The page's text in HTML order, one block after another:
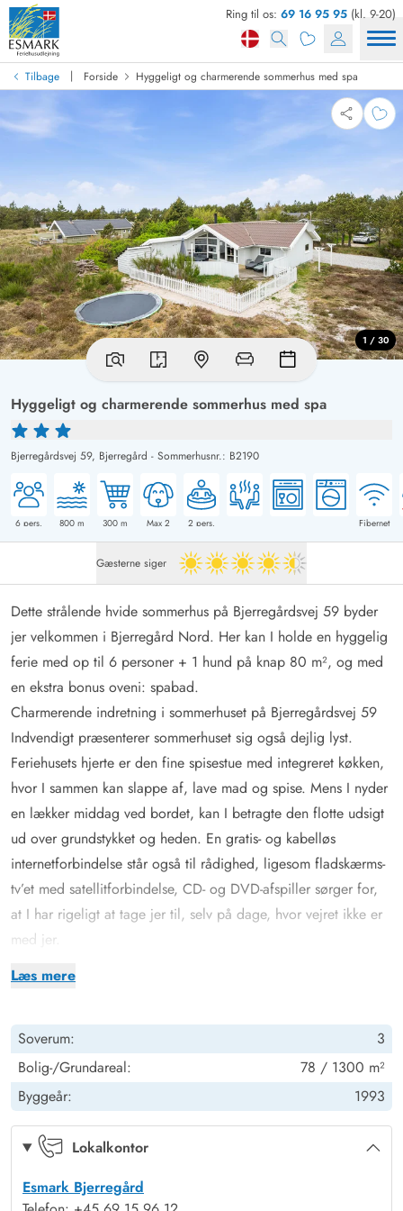
Ring til os: 69 16 95 95 (kl. 9-20)
Tilbage | Forside Hyggeligt og charmerende sommerhus med spa
Hyggeligt og charmerende sommerhus med spa
Bjerregårdsvej 59, Bjerregård - Sommerhusnr.: B2190
6 pers. 800 m 300 m Max 2 2 pers. Fibernet
1 / 30
Gæsterne siger 4.5 ud af 5
Læs mere
Dette strålende hvide sommerhus på Bjerregårdsvej 59 byder
jer velkommen i Bjerregård Nord. Her kan I holde en hyggelig
ferie med op til 6 personer + 1 hund på knap 80 m², og med
en ekstra bonus oveni: spabad.
Charmerende indretning i sommerhuset på Bjerregårdsvej 59
Indvendigt præsenterer sommerhuset sig også dejlig lyst.
Feriehusets hjerte er den fine spisestue med integreret køkken,
hvor I sammen kan slappe af, lave mad og spise. Mens I nyder
en lækker middag ved bordet, kan I betragte den flotte udsigt
ud over grundstykket og heden. En gratis- og kabelløs
internetforbindelse står også til rådighed, ligesom fladskærms-
tv’et med satellitforbindelse, CD- og DVD-afspiller sørger for,
at I har rigeligt at tage jer til, selv på dage, hvor vejret ikke er
med jer.
For rigtig at forkæle jer selv, kan I læne jer tilbage og stresse
knitrende lyd af flammerne, der varmer jer. Kan ferien blive
meget bedre? Som et ekstra plus er der også varmepumpe i
sommerhuset, som I med fordel kan benytte jer af som
energibesparende opvarmningsmetode.
Lukket terrasse med hundevenligt græsområde
stunder udenfor, hvor I kan betragte den flotte, blå himmel og
Soverum:
3
Bolig-/Grundareal:
78 / 1300 m²
Byggeår:
1993
Lokalkontor
Esmark Bjerregård